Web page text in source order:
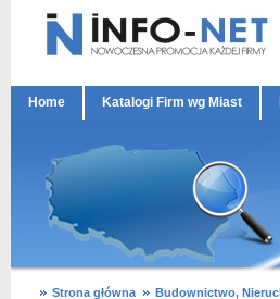
Home Katalogi Firm wg Miast
Strona główna Budownictwo,